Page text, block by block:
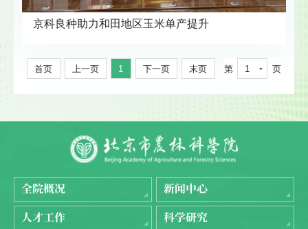
京科良种助力和田地区玉米单产提升
首页 上一页 1 下一页 末页 第 1 页
全院概况
新闻中心
人才工作
科学研究